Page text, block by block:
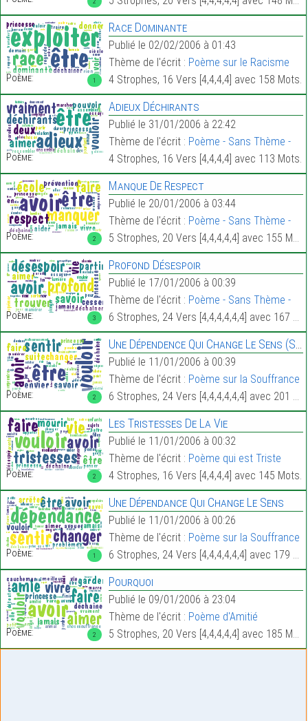
1
Poème:
Race Dominante
Publié le 02/02/2006 à 01:43
Thème de l'écrit : Poème sur le Racisme
4 Strophes, 16 Vers [4,4,4,4] avec 158 Mots.
Poème:
Adieux Déchirants
Publié le 31/01/2006 à 22:42
Thème de l'écrit : Poème - Sans Thème -
4 Strophes, 16 Vers [4,4,4,4] avec 113 Mots.
2
Poème:
Manque De Respect
Publié le 20/01/2006 à 03:44
Thème de l'écrit : Poème - Sans Thème -
5 Strophes, 20 Vers [4,4,4,4,4] avec 155 Mots.
3
Poème:
Profond Désespoir
Publié le 17/01/2006 à 00:39
Thème de l'écrit : Poème - Sans Thème -
6 Strophes, 24 Vers [4,4,4,4,4,4] avec 167 Mots.
2
Poème:
Une Dépendence Qui Change Le Sens (Suite)
Publié le 11/01/2006 à 00:39
Thème de l'écrit : Poème sur la Souffrance
6 Strophes, 24 Vers [4,4,4,4,4,4] avec 201 Mots.
2
Poème:
Les Tristesses De La Vie
Publié le 11/01/2006 à 00:32
Thème de l'écrit : Poème qui est Triste
4 Strophes, 16 Vers [4,4,4,4] avec 145 Mots.
1
Poème:
Une Dépendance Qui Change Le Sens
Publié le 11/01/2006 à 00:26
Thème de l'écrit : Poème sur la Souffrance
6 Strophes, 24 Vers [4,4,4,4,4,4] avec 179 Mots.
2
Poème:
Pourquoi
Publié le 09/01/2006 à 23:04
Thème de l'écrit : Poème d'Amitié
5 Strophes, 20 Vers [4,4,4,4,4] avec 185 Mots.